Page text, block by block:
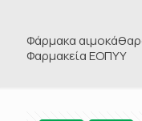
Φάρμακα
Φαρμακεία ΕΟΠΥΥ